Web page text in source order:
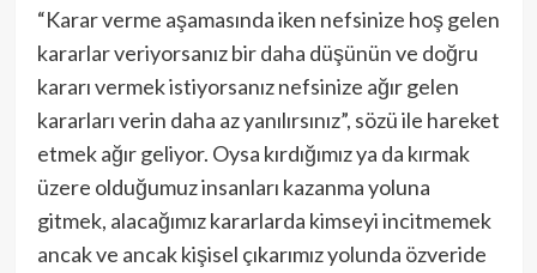
“Karar verme aşamasında iken nefsinize hoş gelen
kararlar veriyorsanız bir daha düşünün ve doğru
kararı vermek istiyorsanız nefsinize ağır gelen
kararları verin daha az yanılırsınız”, sözü ile hareket
etmek ağır geliyor. Oysa kırdığımız ya da kırmak
üzere olduğumuz insanları kazanma yoluna
gitmek, alacağımız kararlarda kimseyi incitmemek
ancak ve ancak kişisel çıkarımız yolunda özveride